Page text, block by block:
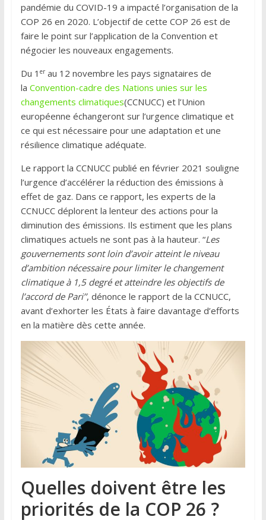
pandémie du COVID-19 a impacté l’organisation de la
COP 26 en 2020. L’objectif de cette COP 26 est de
faire le point sur l’application de la Convention et
négocier les nouveaux engagements.
Du 1 erau 12 novembre les pays signataires de
la Convention-cadre des Nations unies sur les
changements climatiques(CCNUCC) et l’Union
européenne échangeront sur l’urgence climatique et
ce qui est nécessaire pour une adaptation et une
résilience climatique adéquate.
Le rapport la CCNUCC publié en février 2021 souligne
l’urgence d’accélérer la réduction des émissions à
effet de gaz. Dans ce rapport, les experts de la
CCNUCC déplorent la lenteur des actions pour la
diminution des émissions. Ils estiment que les plans
climatiques actuels ne sont pas à la hauteur. “Les
gouvernements sont loin d’avoir atteint le niveau
d’ambition nécessaire pour limiter le changement
climatique à 1,5 degré et atteindre les objectifs de
l’accord de Pari’’, dénonce le rapport de la CCNUCC,
avant d’exhorter les États à faire davantage d’efforts
en la matière dès cette année.
Quelles doivent être les
priorités de la COP 26 ?